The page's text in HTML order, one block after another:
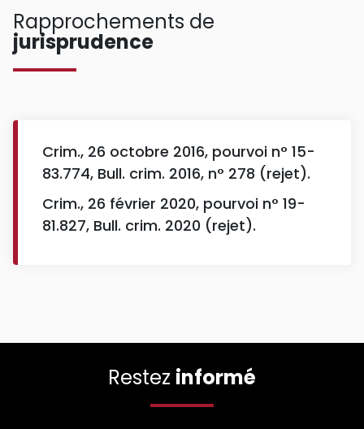
Rapprochements de
jurisprudence
Crim., 26 octobre 2016, pourvoi n° 15-
83.774, Bull. crim. 2016, n° 278 (rejet).
Crim., 26 février 2020, pourvoi n° 19-
81.827, Bull. crim. 2020 (rejet).
Restez informé